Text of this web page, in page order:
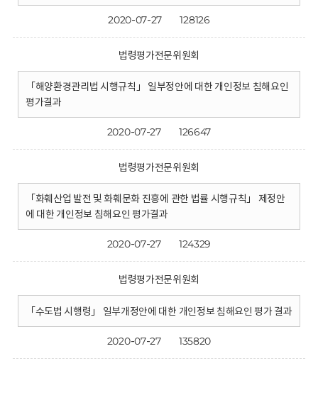
2020-07-27 128126
법령평가전문위원회
「해양환경관리법 시행규칙」 일부정안에 대한 개인정보 침해요인
평가결과
2020-07-27 126647
법령평가전문위원회
「화훼산업 발전 및 화훼문화 진흥에 관한 법률 시행규칙」 제정안
에 대한 개인정보 침해요인 평가결과
2020-07-27 124329
법령평가전문위원회
「수도법 시행령」 일부개정안에 대한 개인정보 침해요인 평가 결과
2020-07-27 135820